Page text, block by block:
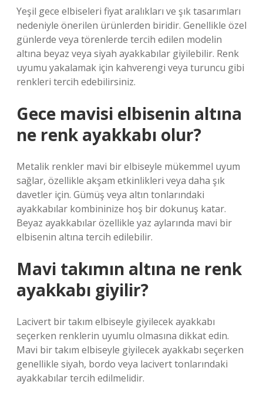
Yeşil gece elbiseleri fiyat aralıkları ve şık tasarımları
nedeniyle önerilen ürünlerden biridir. Genellikle özel
günlerde veya törenlerde tercih edilen modelin
altına beyaz veya siyah ayakkabılar giyilebilir. Renk
uyumu yakalamak için kahverengi veya turuncu gibi
renkleri tercih edebilirsiniz.
Gece mavisi elbisenin altına
ne renk ayakkabı olur?
Metalik renkler mavi bir elbiseyle mükemmel uyum
sağlar, özellikle akşam etkinlikleri veya daha şık
davetler için. Gümüş veya altın tonlarındaki
ayakkabılar kombininize hoş bir dokunuş katar.
Beyaz ayakkabılar özellikle yaz aylarında mavi bir
elbisenin altına tercih edilebilir.
Mavi takımın altına ne renk
ayakkabı giyilir?
Lacivert bir takım elbiseyle giyilecek ayakkabı
seçerken renklerin uyumlu olmasına dikkat edin.
Mavi bir takım elbiseyle giyilecek ayakkabı seçerken
genellikle siyah, bordo veya lacivert tonlarındaki
ayakkabılar tercih edilmelidir.